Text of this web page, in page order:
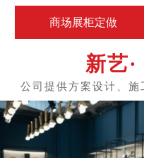
商场展柜定做